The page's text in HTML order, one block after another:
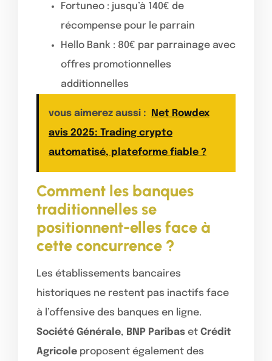
Fortuneo : jusqu’à 140€ de
récompense pour le parrain
Hello Bank : 80€ par parrainage avec
offres promotionnelles
additionnelles
vous aimerez aussi :
Net Rowdex
avis 2025: Trading crypto
automatisé, plateforme fiable ?
Comment les banques
traditionnelles se
positionnent-elles face à
cette concurrence ?
Les établissements bancaires
historiques ne restent pas inactifs face
à l’offensive des banques en ligne.
Société Générale, BNP Paribas et Crédit
Agricole proposent également des